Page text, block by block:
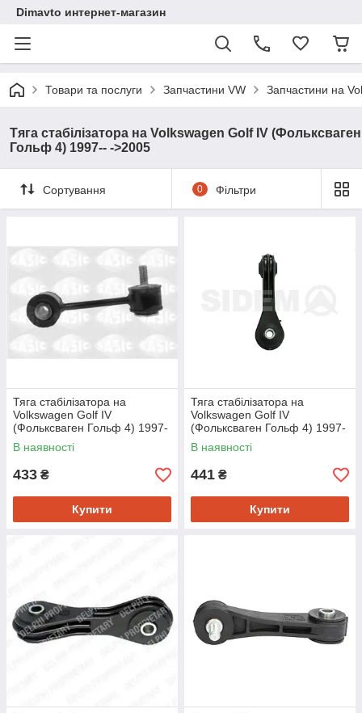
Dimavto интернет-магазин
Товари та послуги Запчастини VW Запчастини на
Тяга стабілізатора на Volkswagen Golf IV (Фольксваген
Гольф 4) 1997-- ->2005
Сортування 0 Фільтри
Тяга стабілізатора на
Volkswagen Golf IV
(Фольксваген Гольф 4) 1997-
- ->2005 Sasic 9005090
В наявності
433 ₴
Купити
Тяга стабілізатора на
Volkswagen Golf IV
(Фольксваген Гольф 4) 1997-
- ->2005 Sidem 63468
В наявності
441 ₴
Купити